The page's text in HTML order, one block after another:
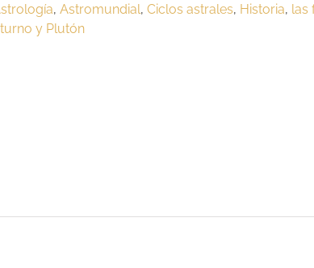
, Astromundial, Ciclos astrales, Historia, las
y Plutón